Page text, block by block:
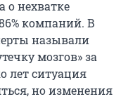
о нехватке
компаний. В
называли
мозгов» за
лет ситуация
но изменения